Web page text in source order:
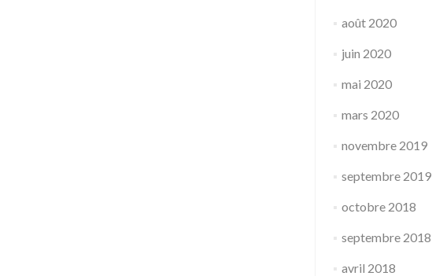
août 2020
juin 2020
mai 2020
mars 2020
novembre 2019
septembre 2019
octobre 2018
septembre 2018
avril 2018